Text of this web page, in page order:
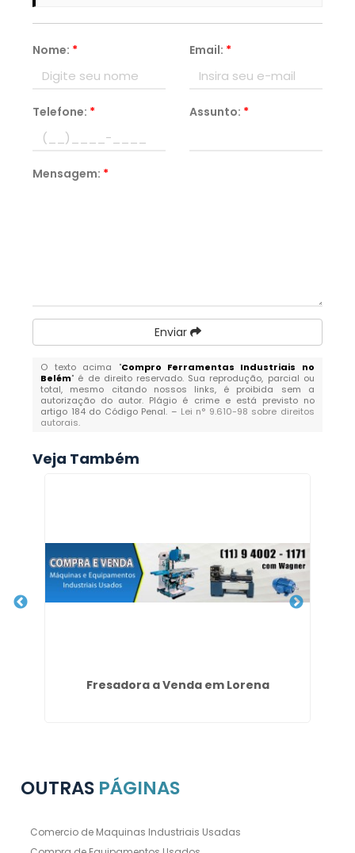
Nome: * Email: *
Telefone: * Assunto: *
Mensagem: *
Enviar
O texto acima "Compro Ferramentas Industriais no
Belém" é de direito reservado. Sua reprodução, parcial ou
total, mesmo citando nossos links, é proibida sem a
autorização do autor. Plágio é crime e está previsto no
artigo 184 do Código Penal. – Lei n° 9.610-98 sobre direitos
autorais.
Veja Também
Fresadora a Venda em Lorena
OUTRAS PÁGINAS
Comercio de Maquinas Industriais Usadas